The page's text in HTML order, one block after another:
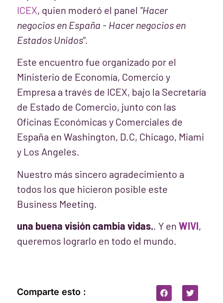
ICEX, quien moderó el panel "Hacer
negocios en España - Hacer negocios en
Estados Unidos".
Este encuentro fue organizado por el
Ministerio de Economía, Comercio y
Empresa a través de ICEX, bajo la Secretaría
de Estado de Comercio, junto con las
Oficinas Económicas y Comerciales de
España en Washington, D.C, Chicago, Miami
y Los Angeles.
Nuestro más sincero agradecimiento a
todos los que hicieron posible este
Business Meeting.
una buena visión cambia vidas.. Y en WIVI,
queremos lograrlo en todo el mundo.
Comparte esto :